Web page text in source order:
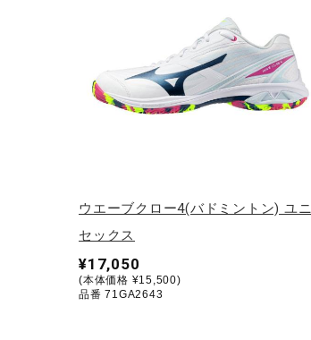
ウエーブクロー4(バドミントン) ユニ
セックス
¥17,050
(本体価格 ¥15,500)
品番 71GA2643